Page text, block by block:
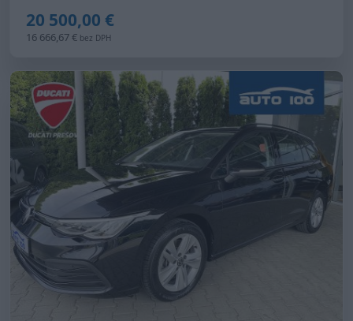
20 500,00 €
16 666,67 € bez DPH